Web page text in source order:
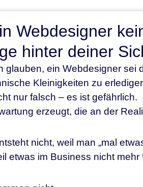
Webdesigner
hinter deiner
glauben, ein Webdesigner
Kleinigkeiten zu
nur falsch – es ist gefährlich.
erzeugt, die an der
nicht, weil man „mal
etwas im Business nicht mehr